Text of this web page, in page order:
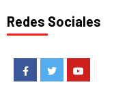
Redes Sociales
FacebookTwitter